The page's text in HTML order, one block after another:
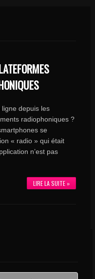
depuis les
radiophoniques ?
se
« radio » qui était
n’est pas
LIRE LA SUITE »